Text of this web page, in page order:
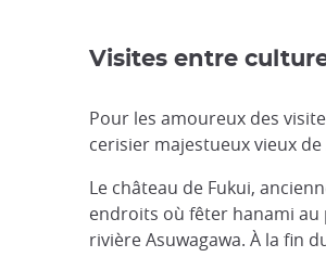
Visites entre
Pour les amoureux des
cerisier majestueux vieux
Le château de Fukui,
endroits où fêter hanami au
rivière Asuwagawa. À la fin